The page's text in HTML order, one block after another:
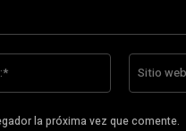
electrónico:*
la próxima vez que comente.